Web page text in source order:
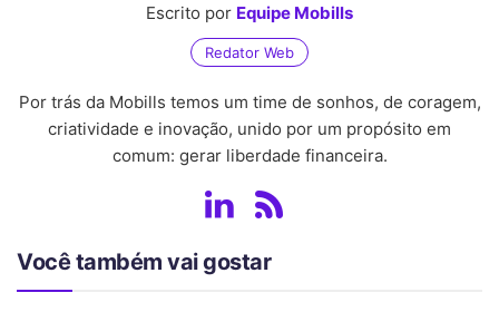
Escrito por Equipe Mobills
Redator Web
Por trás da Mobills temos um time de sonhos, de coragem,
criatividade e inovação, unido por um propósito em
comum: gerar liberdade financeira.
Você também vai gostar